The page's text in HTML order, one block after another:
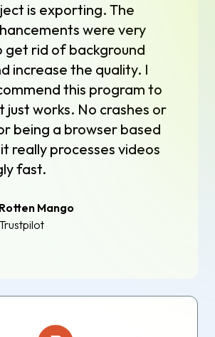
is exporting. The
were very
get rid of background
increase the quality. I
this program to
just works. No crashes or
being a browser based
really processes videos
fast.
Rotten Mango
Trustpilot